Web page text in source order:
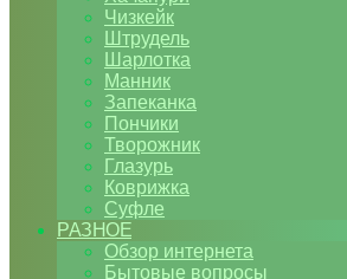
Чизкейк
Штрудель
Шарлотка
Манник
Запеканка
Пончики
Творожник
Глазурь
Коврижка
Суфле
РАЗНОЕ
Обзор интернета
Бытовые вопросы